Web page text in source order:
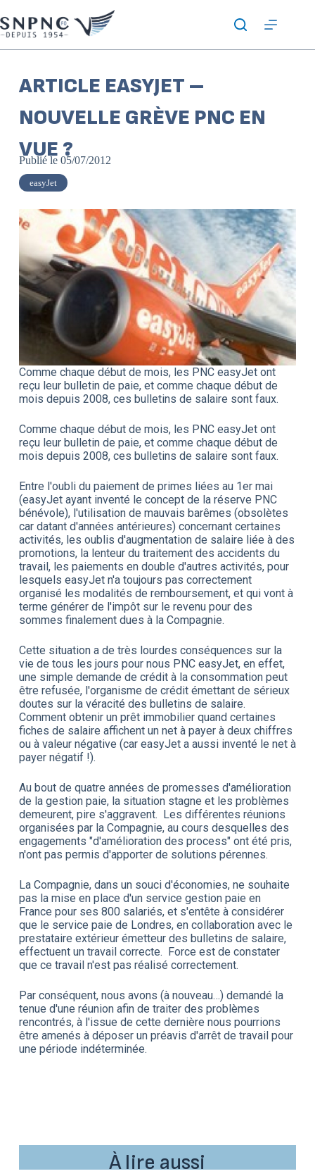
ARTICLE EASYJET –
NOUVELLE GRÈVE PNC EN
VUE ?
Publié le 05/07/2012
easyJet
Comme chaque début de mois, les PNC easyJet ont
reçu leur bulletin de paie, et comme chaque début de
mois depuis 2008, ces bulletins de salaire sont faux.
Comme chaque début de mois, les PNC easyJet ont
reçu leur bulletin de paie, et comme chaque début de
mois depuis 2008, ces bulletins de salaire sont faux.
Entre l'oubli du paiement de primes liées au 1er mai
(easyJet ayant inventé le concept de la réserve PNC
bénévole), l'utilisation de mauvais barêmes (obsolètes
car datant d'années antérieures) concernant certaines
activités, les oublis d'augmentation de salaire liée à des
promotions, la lenteur du traitement des accidents du
travail, les paiements en double d'autres activités, pour
lesquels easyJet n'a toujours pas correctement
organisé les modalités de remboursement, et qui vont à
terme générer de l'impôt sur le revenu pour des
sommes finalement dues à la Compagnie.
Cette situation a de très lourdes conséquences sur la
vie de tous les jours pour nous PNC easyJet, en effet,
une simple demande de crédit à la consommation peut
être refusée, l'organisme de crédit émettant de sérieux
doutes sur la véracité des bulletins de salaire.
Comment obtenir un prêt immobilier quand certaines
fiches de salaire affichent un net à payer à deux chiffres
ou à valeur négative (car easyJet a aussi inventé le net à
payer négatif !).
Au bout de quatre années de promesses d'amélioration
de la gestion paie, la situation stagne et les problèmes
demeurent, pire s'aggravent. Les différentes réunions
organisées par la Compagnie, au cours desquelles des
engagements "d'amélioration des process" ont été pris,
n'ont pas permis d'apporter de solutions pérennes.
La Compagnie, dans un souci d'économies, ne souhaite
pas la mise en place d'un service gestion paie en
France pour ses 800 salariés, et s'entête à considérer
que le service paie de Londres, en collaboration avec le
prestataire extérieur émetteur des bulletins de salaire,
effectuent un travail correcte. Force est de constater
que ce travail n'est pas réalisé correctement.
Par conséquent, nous avons (à nouveau…) demandé la
tenue d'une réunion afin de traiter des problèmes
rencontrés, à l'issue de cette dernière nous pourrions
être amenés à déposer un préavis d'arrêt de travail pour
une période indéterminée.
À lire aussi